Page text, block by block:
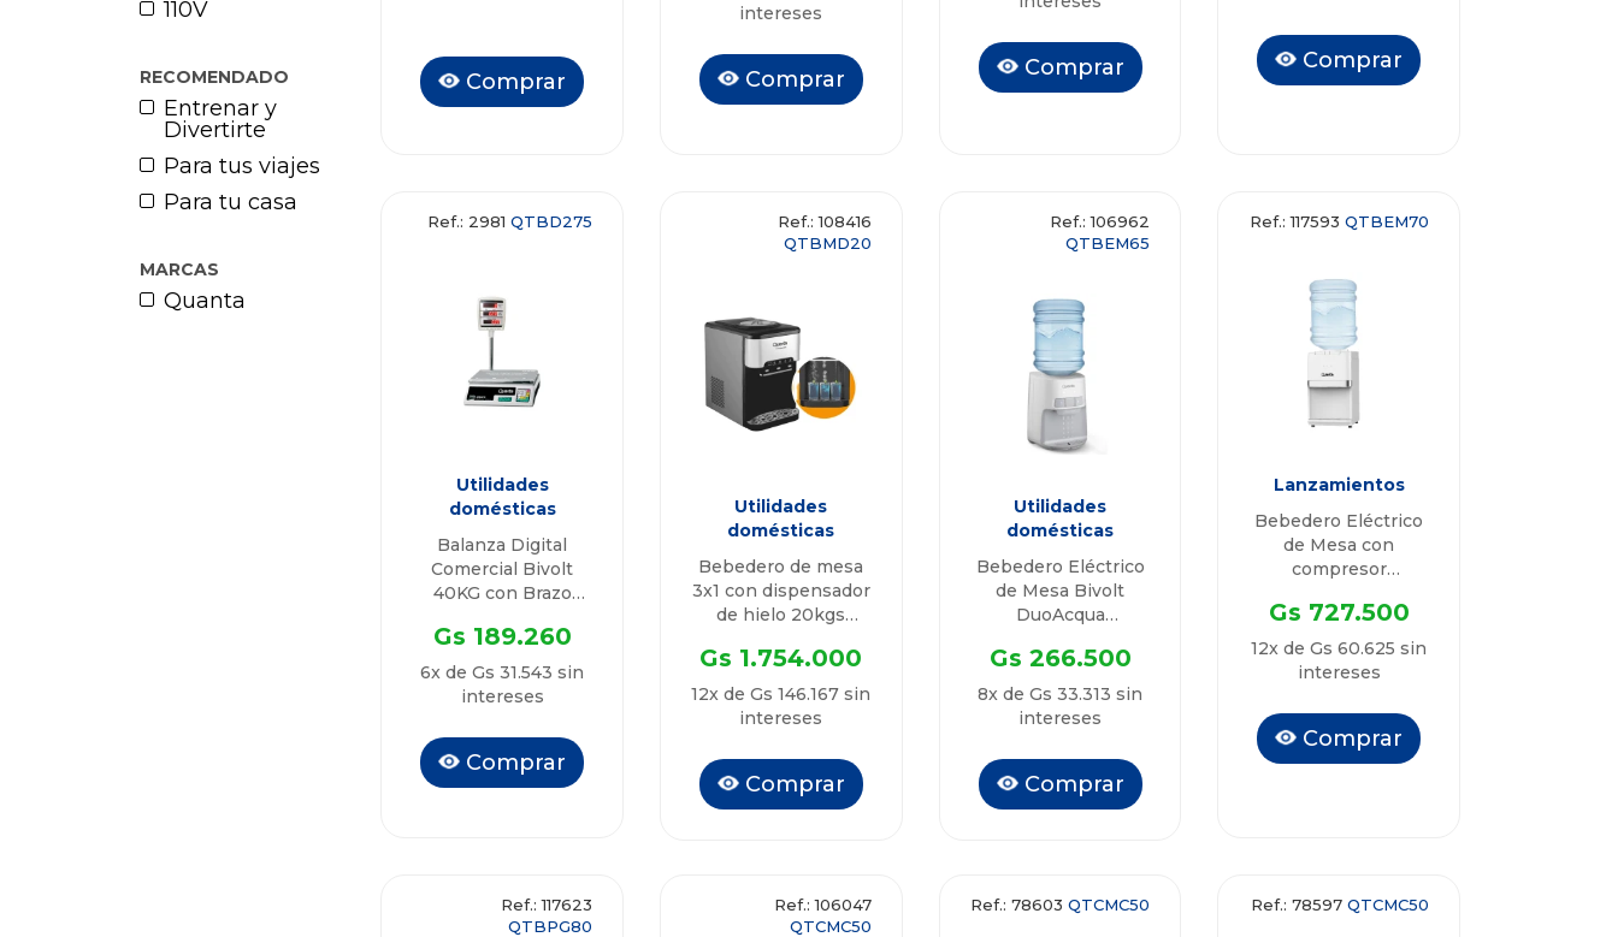
110V
RECOMENDADO
Entrenar y
Divertirte
Para tus viajes
Para tu casa
MARCAS
Quanta
Comprar
intereses
Comprar Comprar Comprar
Ref.: 2981 QTBD275
Utilidades
domésticas
Balanza Digital
Comercial Bivolt
40KG con Brazo
Gs 189.260
6x de Gs 31.543 sin
intereses
Comprar
Ref.: 108416
QTBMD20
Utilidades
domésticas
Bebedero de mesa
3x1 con dispensador
de hielo 20kgs
QTBMD20
Gs 1.754.000
12x de Gs 146.167 sin
intereses
Comprar
Ref.: 106962
QTBEM65
Utilidades
domésticas
Bebedero Eléctrico
de Mesa Bivolt
DuoAcqua
Gs 266.500
8x de Gs 33.313 sin
intereses
Comprar
Ref.: 117593QTBEM70
Lanzamientos
Bebedero Eléctrico
de Mesa con
compresor
QTBEM70
Gs 727.500
12x de Gs 60.625 sin
intereses
Comprar
Ref.: 117623
QTBPG80
Ref.: 106047
QTCMC50
Ref.: 78603QTCMC50 Ref.: 78597QTCMC50